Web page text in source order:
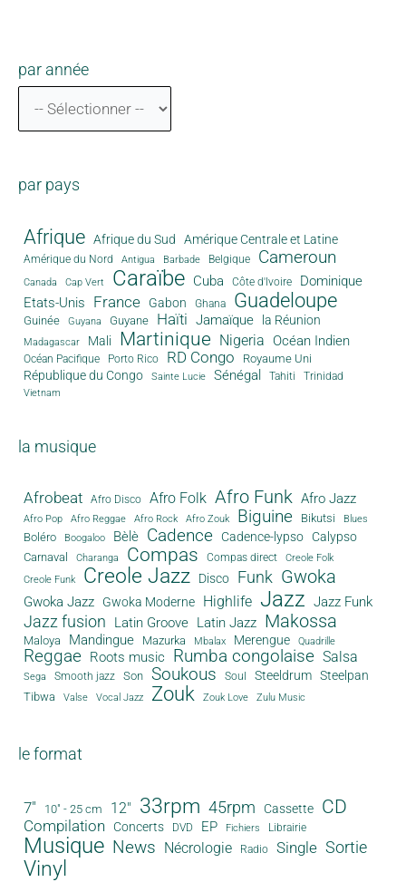
par année
par pays
Afrique Afrique du Sud Amérique Centrale et Latine
Amérique du Nord Antigua Barbade Belgique Cameroun
Canada Cap Vert Caraïbe Cuba Côte d'Ivoire
Dominique
Etats-Unis
France Gabon Ghana Guadeloupe
Guinée Guyana Guyane Haïti Jamaïque la Réunion
Madagascar Mali Martinique Nigeria Océan Indien
Océan Pacifique Porto Rico RD Congo Royaume Uni
République du Congo Sainte Lucie Sénégal Tahiti Trinidad
Vietnam
la musique
Afrobeat Afro Disco Afro Folk Afro Funk Afro Jazz
Afro Pop Afro Reggae Afro Rock Afro Zouk Biguine Bikutsi Blues
Boléro Boogaloo Bèlè Cadence Cadence-lypso Calypso
Carnaval Charanga Compas Compas direct
Creole Folk
Creole Funk
Creole Jazz Disco Funk Gwoka
Gwoka Jazz Gwoka Moderne Highlife Jazz Jazz Funk
Jazz fusion Latin Groove Latin Jazz Makossa
Maloya Mandingue Mazurka Mbalax Merengue Quadrille
Reggae Roots music Rumba congolaise Salsa
Sega Smooth jazz Son Soukous Soul Steeldrum Steelpan
Tibwa Valse Vocal Jazz Zouk Zouk Love Zulu Music
le format
7" 10" - 25 cm 12" 33rpm 45rpm Cassette CD
Compilation Concerts DVD EP Fichiers Librairie
Musique News Nécrologie Radio Single Sortie
Vinyl